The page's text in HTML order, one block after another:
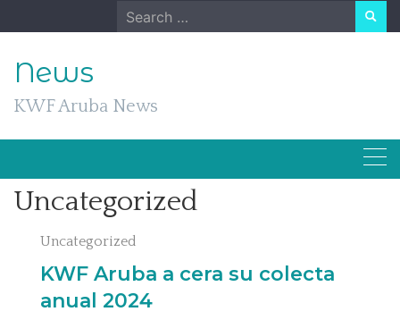
to
Search
for:
News
KWF Aruba News
Uncategorized
Uncategorized
KWF Aruba a cera su colecta
anual 2024